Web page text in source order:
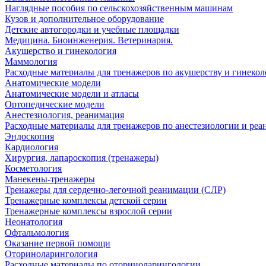
Наглядные пособия по сельскохозяйственным машинам
Кузов и дополнительное оборудование
Детские автогородки и учебные площадки
Медицина. Биоинженерия. Ветеринария.
Акушерство и гинекология
Маммология
Расходные материалы для тренажеров по акушерству и
Анатомические модели
Анатомические модели и атласы
Ортопедические модели
Анестезиология, реанимация
Расходные материалы для тренажеров по анестезиологии и
Эндоскопия
Кардиология
Хирургия, лапароскопия (тренажеры)
Косметология
Манекены-тренажеры
Тренажеры для сердечно-легочной реанимации (СЛР)
Тренажерные комплексы детской серии
Тренажерные комплексы взрослой серии
Неонатология
Офтальмология
Оказание первой помощи
Оториноларингология